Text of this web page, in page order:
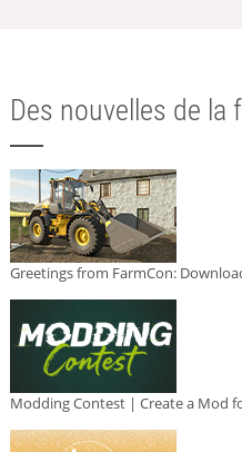
Des nouvelles de la
Greetings from FarmCon:
Modding Contest | Create a Mod